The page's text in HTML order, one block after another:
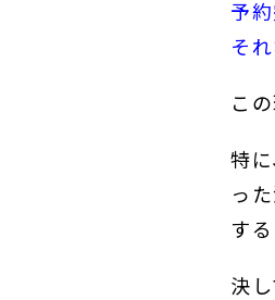
予
そ
こ
特
っ
す
決